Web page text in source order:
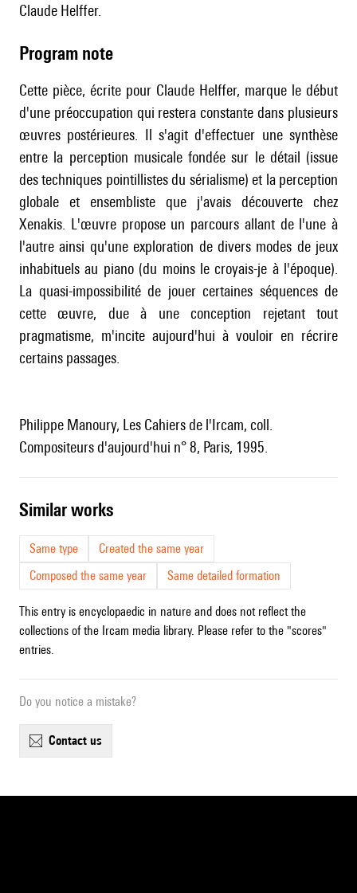
Claude Helffer.
Program note
Cette pièce, écrite pour Claude Helffer, marque le début
d'une préoccupation qui restera constante dans plusieurs
œuvres postérieures. Il s'agit d'effectuer une synthèse
entre la perception musicale fondée sur le détail (issue
des techniques pointillistes du sérialisme) et la perception
globale et ensembliste que j'avais découverte chez
Xenakis. L'œuvre propose un parcours allant de l'une à
l'autre ainsi qu'une exploration de divers modes de jeux
inhabituels au piano (du moins le croyais-je à l'époque).
La quasi-impossibilité de jouer certaines séquences de
cette œuvre, due à une conception rejetant tout
pragmatisme, m'incite aujourd'hui à vouloir en récrire
certains passages.
Philippe Manoury, Les Cahiers de l'Ircam, coll.
Compositeurs d'aujourd'hui n° 8, Paris, 1995.
similar works
Same type
Created the same year
Composed the same year
Same detailed formation
This entry is encyclopaedic in nature and does not reflect the
collections of the Ircam media library. Please refer to the "scores"
entries.
Do you notice a mistake?
contact us